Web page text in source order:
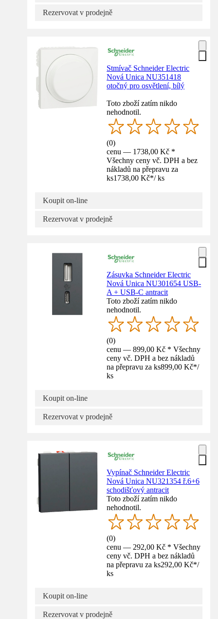
Rezervovat v prodejně
Stmívač Schneider Electric
Nová Unica NU351418
otočný pro osvětlení, bílý
Toto zboží zatím nikdo
nehodnotil.
(0)
cenu — 1738,00 Kč *
Všechny ceny vč. DPH a bez
nákladů na přepravu za
ks1738,00 Kč*/ ks
Koupit on-line
Rezervovat v prodejně
Zásuvka Schneider Electric
Nová Unica NU301654 USB-
A + USB-C antracit
Toto zboží zatím nikdo
nehodnotil.
(0)
cenu — 899,00 Kč * Všechny
ceny vč. DPH a bez nákladů
na přepravu za ks899,00 Kč*/
ks
Koupit on-line
Rezervovat v prodejně
Vypínač Schneider Electric
Nová Unica NU321354 ř.6+6
schodišťový antracit
Toto zboží zatím nikdo
nehodnotil.
(0)
cenu — 292,00 Kč * Všechny
ceny vč. DPH a bez nákladů
na přepravu za ks292,00 Kč*/
ks
Koupit on-line
Rezervovat v prodejně